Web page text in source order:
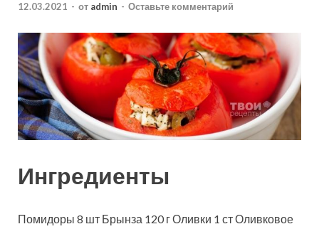
12.03.2021 - от admin - Оставьте комментарий
Ингредиенты
Помидоры 8 шт Брынза 120 гОливки 1 стОливковое